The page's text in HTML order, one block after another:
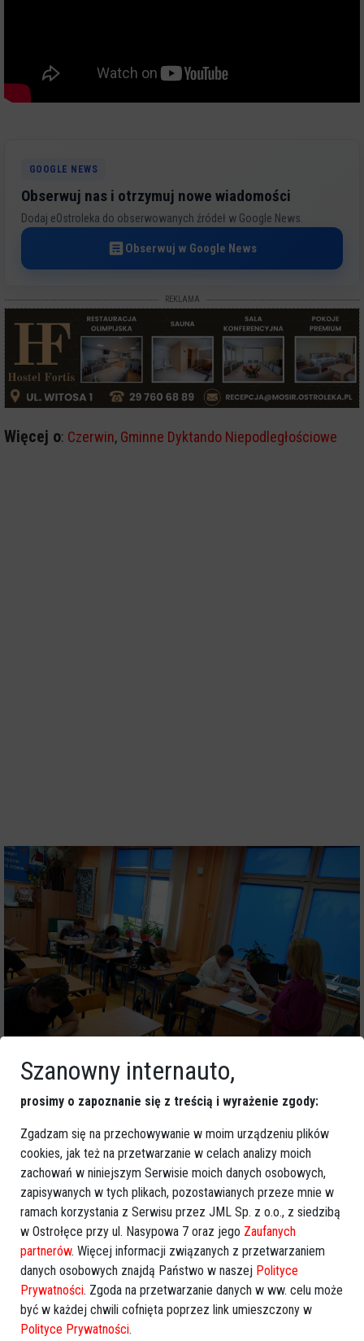
GOOGLE NEWS
Obserwuj nas i otrzymuj nowe wiadomości
Dodaj eOstroleka do obserwowanych źródeł w Google News.
Obserwuj w Google News
REKLAMA
Więcej o: Czerwin, Gminne Dyktando Niepodległościowe
Szanowny internauto,
prosimy o zapoznanie się z treścią i wyrażenie zgody:
Zgadzam się na przechowywanie w moim urządzeniu plików
cookies, jak też na przetwarzanie w celach analizy moich
zachowań w niniejszym Serwisie moich danych osobowych,
zapisywanych w tych plikach, pozostawianych przeze mnie w
ramach korzystania z Serwisu przez JML Sp. z o.o., z siedzibą
w Ostrołęce przy ul. Nasypowa 7 oraz jego Zaufanych
partnerów. Więcej informacji związanych z przetwarzaniem
danych osobowych znajdą Państwo w naszej Polityce
Prywatności. Zgoda na przetwarzanie danych w ww. celu może
być w każdej chwili cofnięta poprzez link umieszczony w
Polityce Prywatności.